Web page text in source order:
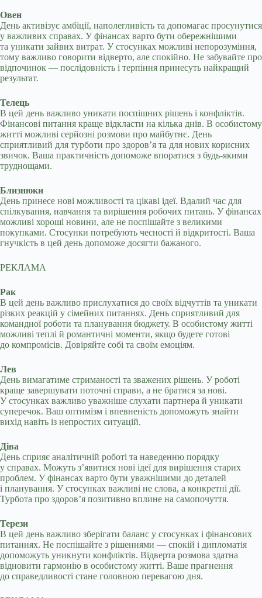
Овен
День активізує амбіції, наполегливість та допомагає просунутися
у важливих справах. У фінансах варто бути обережнішими
та уникати зайвих витрат. У стосунках можливі непорозуміння,
тому важливо говорити відверто, але спокійно. Не забувайте про
відпочинок — послідовність і терпіння принесуть найкращий
результат.
Телець
В цей день важливо уникати поспішних рішень і конфліктів.
Фінансові питання краще відкласти на кілька днів. В особистому
житті можливі серйозні розмови про майбутнє. День
сприятливий для турботи про здоров’я та для нових корисних
звичок. Ваша практичність допоможе впоратися з будь-якими
труднощами.
Близнюки
День принесе нові можливості та цікаві ідеї. Вдалий час для
спілкування, навчання та вирішення робочих питань. У фінансах
можливі хороші новини, але не поспішайте з великими
покупками. Стосунки потребують чесності й відкритості. Ваша
гнучкість в цей день допоможе досягти бажаного.
РЕКЛАМА
Рак
В цей день важливо прислухатися до своїх відчуттів та уникати
різких реакцій у сімейних питаннях. День сприятливий для
командної роботи та планування бюджету. В особистому житті
можливі теплі й романтичні моменти, якщо будете готові
до компромісів. Довіряйте собі та своїм емоціям.
Лев
День вимагатиме стриманості та зважених рішень. У роботі
краще завершувати поточні справи, а не братися за нові.
У стосунках важливо уважніше слухати партнера й уникати
суперечок. Ваш оптимізм і впевненість допоможуть знайти
вихід навіть із непростих ситуацій.
Діва
День сприяє аналітичній роботі та наведенню порядку
у справах. Можуть з’явитися нові ідеї для вирішення старих
проблем. У фінансах варто бути уважнішими до деталей
і планування. У стосунках важливі не слова, а конкретні дії.
Турбота про здоров’я позитивно вплине на самопочуття.
Терези
В цей день важливо зберігати баланс у стосунках і фінансових
питаннях. Не поспішайте з рішеннями — спокій і дипломатія
допоможуть уникнути конфліктів. Відверта розмова здатна
відновити гармонію в особистому житті. Ваше прагнення
до справедливості стане головною перевагою дня.